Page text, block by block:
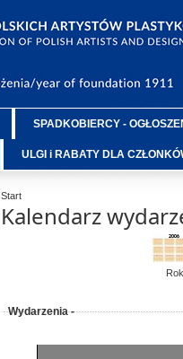
SPADKOBIERCY -
ULGI i RABATY DLA
Start
Kalendarz
Rok
Wydarzenia -